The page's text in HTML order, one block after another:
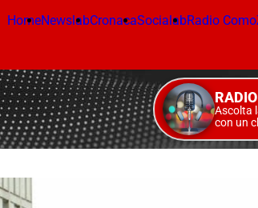
HomeNewslabCronacaSocialabRadio
Ascolta
con un